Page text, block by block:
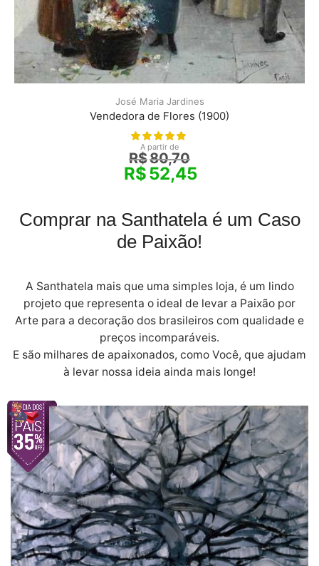
José Maria Jardines
Vendedora de Flores (1900)
A partir de
R$80,70
R$52,45
Comprar na Santhatela é um Caso
de Paixão!
A Santhatela mais que uma simples loja, é um lindo
projeto que representa o ideal de levar a Paixão por
Arte para a decoração dos brasileiros com qualidade e
preços incomparáveis.
E são milhares de apaixonados, como Você, que ajudam
à levar nossa ideia ainda mais longe!